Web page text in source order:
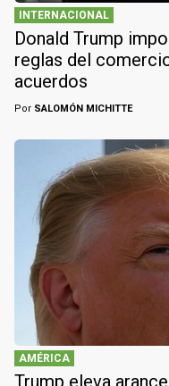
INTERNACIONAL
Donald Trump
reglas del
acuerdos
Por SALOMÓN MICHITTE
AMÉRICA
Trump eleva